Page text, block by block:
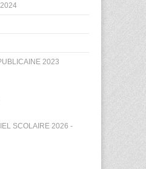
2023
SCOLAIRE 2026 -